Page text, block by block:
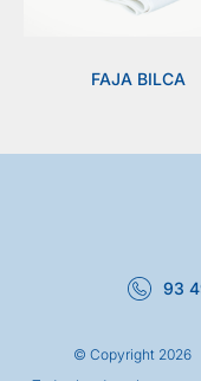
FAJA BILCA
93
© Copyright 2026